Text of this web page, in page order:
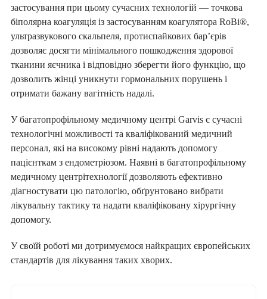
застосування при цьому сучасних технологій — точкова
біполярна коагуляція із застосуванням коагулятора RoBi®,
ультразвукового скальпеля, протиспайкових бар’єрів
дозволяє досягти мінімального пошкодження здорової
тканини яєчника і відповідно зберегти його функцію, що
дозволить жінці уникнути гормональних порушень і
отримати бажану вагітність надалі.
У багатопрофільному медичному центрі Garvis є сучасні
технологічні можливості та кваліфікований медичний
персонал, які на високому рівні надають допомогу
пацієнткам з ендометріозом. Наявні в багатопрофільному
медичному центрітехнології дозволяють ефективно
діагностувати цю патологію, обґрунтовано вибрати
лікувальну тактику та надати кваліфіковану хірургічну
допомогу.
У своїй роботі ми дотримуємося найкращих європейських
стандартів для лікування таких хворих.
ПІДПИСАТИ ДЕКЛАРАЦІЮ ОНЛАЙН